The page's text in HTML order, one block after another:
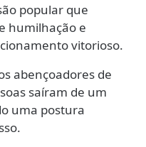
popular que
humilhação e
vitorioso.
abençoadores de
saíram de um
uma postura